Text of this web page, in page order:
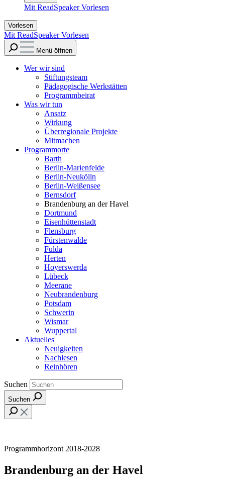
Mit ReadSpeaker Vorlesen
Vorlesen
Mit ReadSpeaker Vorlesen
Menü öffnen
Wer wir sind
Stiftungsteam
Pädagogische Werkstätten
Programmbeirat
Was wir tun
Ansatz
Wirkung
Überregionale Projekte
Mitmachen
Programmorte
Barth
Berlin-Marienfelde
Berlin-Neukölln
Berlin-Weißensee
Bernsdorf
Brandenburg an der Havel
Dortmund
Eisenhüttenstadt
Flensburg
Fürstenwalde
Fulda
Herten
Hoyerswerda
Lübeck
Meerane
Neubrandenburg
Potsdam
Schwerin
Wismar
Wuppertal
Aktuelles
Neuigkeiten
Nachlesen
Reinhören
Suchen
Suchen
Programmhorizont 2018-2028
Brandenburg an der Havel